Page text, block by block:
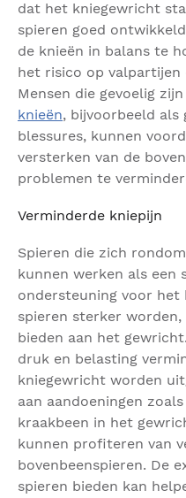
dat het kniegewricht
spieren goed
de knieën in balans te
het risico op valpartijen
Mensen die gevoelig
knieën, bijvoorbeeld als
blessures, kunnen
versterken van de
problemen te
Verminderde kniepijn
Spieren die zich
kunnen werken als een
ondersteuning voor het
spieren sterker
bieden aan het
druk en belasting
kniegewricht worden
aan aandoeningen zoals
kraakbeen in het
kunnen profiteren van
bovenbeenspieren. De
spieren bieden kan